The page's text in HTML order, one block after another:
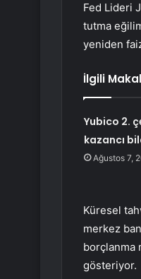
Fed Lideri
tutma
yeniden
İlgili
Yubico 2.
kazancı
Ağustos 7,
Küresel
merkez
borçlanma
gösteriyor.